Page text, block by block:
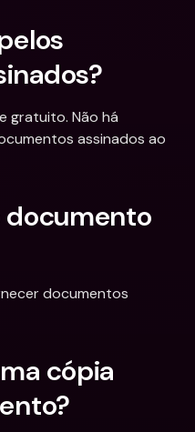
gratuito. Não há
assinados ao
documento
documentos
cópia